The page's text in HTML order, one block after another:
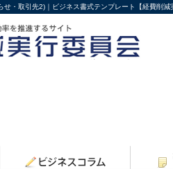
せ・取引先2)｜ビジネス書式テンプレート【経費削減